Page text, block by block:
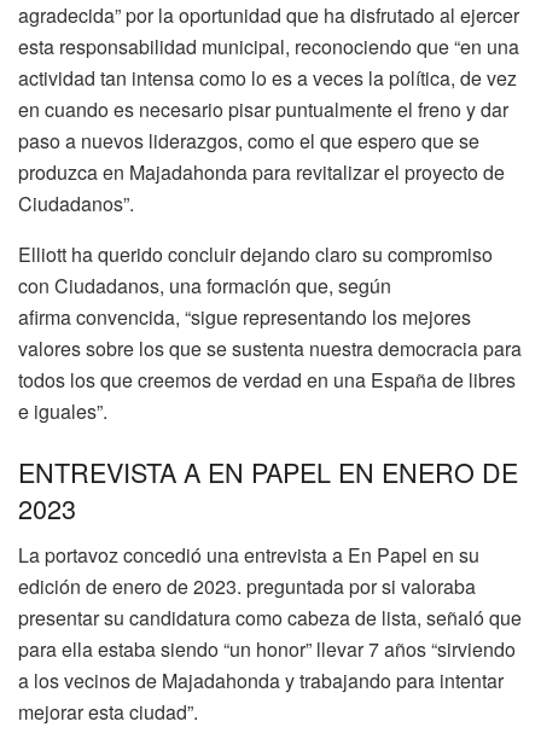
agradecida” por la oportunidad que ha disfrutado al ejercer
esta responsabilidad municipal, reconociendo que “en una
actividad tan intensa como lo es a veces la política, de vez
en cuando es necesario pisar puntualmente el freno y dar
paso a nuevos liderazgos, como el que espero que se
produzca en Majadahonda para revitalizar el proyecto de
Ciudadanos”.
Elliott ha querido concluir dejando claro su compromiso
con Ciudadanos, una formación que, según
afirma convencida, “sigue representando los mejores
valores sobre los que se sustenta nuestra democracia para
todos los que creemos de verdad en una España de libres
e iguales”.
ENTREVISTA A EN PAPEL EN ENERO DE
2023
La portavoz concedió una entrevista a En Papel en su
edición de enero de 2023. preguntada por si valoraba
presentar su candidatura como cabeza de lista, señaló que
para ella estaba siendo “un honor” llevar 7 años “sirviendo
a los vecinos de Majadahonda y trabajando para intentar
mejorar esta ciudad”.